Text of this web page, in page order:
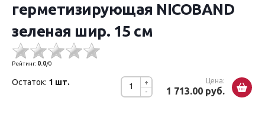
герметизирующая NICOBAND
зеленая шир. 15 см
Рейтинг: 0.0/0
-
+ Цена:
1 713.00 руб.
Остаток: 1 шт.